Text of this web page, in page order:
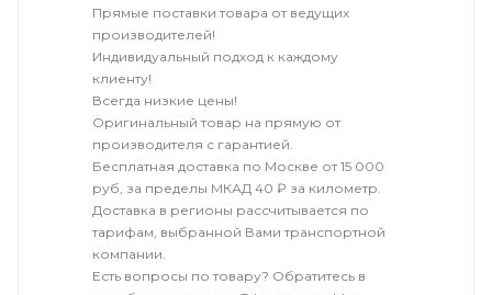
Прямые поставки товара от ведущих
производителей!
Индивидуальный подход к каждому
клиенту!
Всегда низкие цены!
Оригинальный товар на прямую от
производителя с гарантией.
Бесплатная доставка по Москве от 15 000
руб, за пределы МКАД 40 ₽ за километр.
Доставка в регионы рассчитывается по
тарифам, выбранной Вами транспортной
компании.
Есть вопросы по товару? Обратитесь в